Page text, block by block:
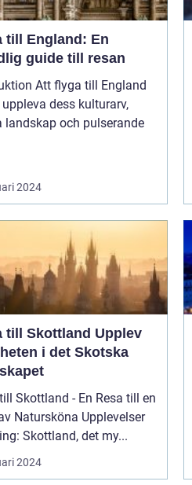
till England: En
guide till resan
Att flyga till England
dess kulturarv,
landskap och pulserande
2024
Skottland Upplev
i det Skotska
Skottland - En Resa till en
Natursköna Upplevelser
Skottland, det my...
2024